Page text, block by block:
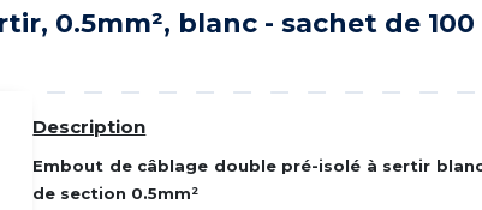
0.5mm², blanc - sachet de 100
Description
Embout de câblage double pré-isolé à sertir
de section 0.5mm²